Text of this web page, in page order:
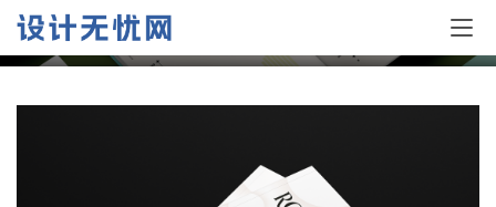
维多利亚皇家植物园年报设计